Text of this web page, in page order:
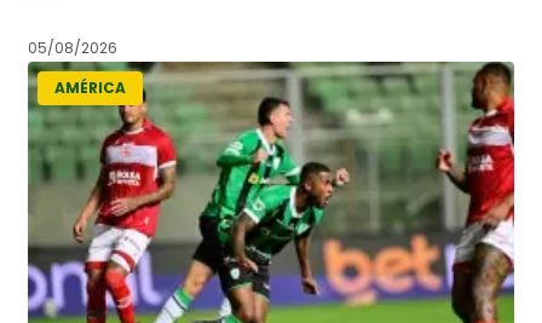
05/08/2026
AMÉRICA